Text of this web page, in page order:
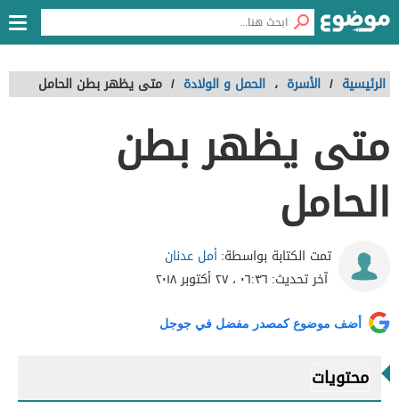
الرئيسية / الأسرة ، الحمل و الولادة / متى يظهر بطن الحامل
متى يظهر بطن
الحامل
تمت الكتابة بواسطة:أمل عدنان
آخر تحديث: ٠٦:٣٦ ، ٢٧ أكتوبر ٢٠١٨
أضف موضوع كمصدر مفضل في جوجل
محتويات